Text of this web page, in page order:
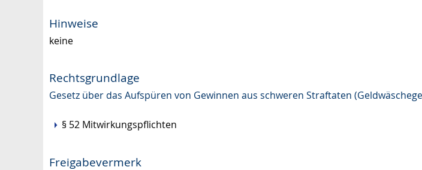
Hinweise
keine
Rechtsgrundlage
Gesetz über das Aufspüren von Gewinnen aus schweren Straftaten
§ 52 Mitwirkungspflichten
Freigabevermerk